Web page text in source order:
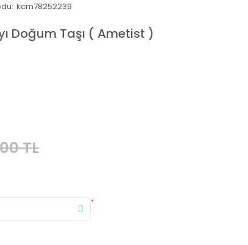
kcm78252239
Doğum Taşı ( Ametist )
TL
*